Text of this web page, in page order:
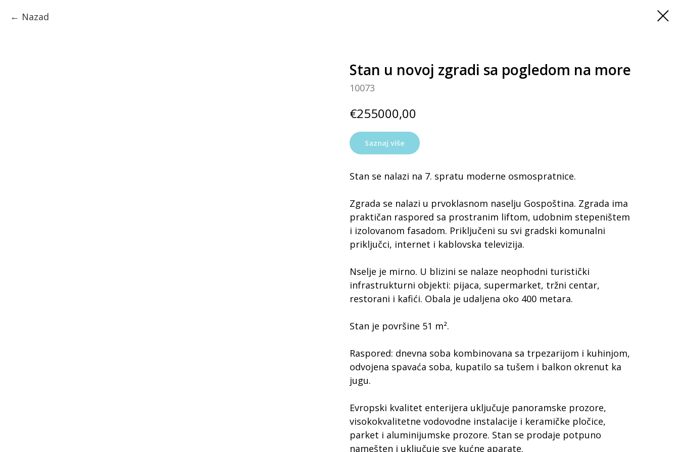
Nazad
Stan u novoj zgradi sa pogledom na more
10073
€255000,00
Saznaj više
Stan se nalazi na 7. spratu moderne osmospratnice.
Zgrada se nalazi u prvoklasnom naselju Gospoština. Zgrada ima
praktičan raspored sa prostranim liftom, udobnim stepeništem
i izolovanom fasadom. Priključeni su svi gradski komunalni
priključci, internet i kablovska televizija.
Nselje je mirno. U blizini se nalaze neophodni turistički
infrastrukturni objekti: pijaca, supermarket, tržni centar,
restorani i kafići. Obala je udaljena oko 400 metara.
Stan je površine 51 m².
Raspored: dnevna soba kombinovana sa trpezarijom i kuhinjom,
odvojena spavaća soba, kupatilo sa tušem i balkon okrenut ka
jugu.
Evropski kvalitet enterijera uključuje panoramske prozore,
visokokvalitetne vodovodne instalacije i keramičke pločice,
parket i aluminijumske prozore. Stan se prodaje potpuno
namešten i uključuje sve kućne aparate.